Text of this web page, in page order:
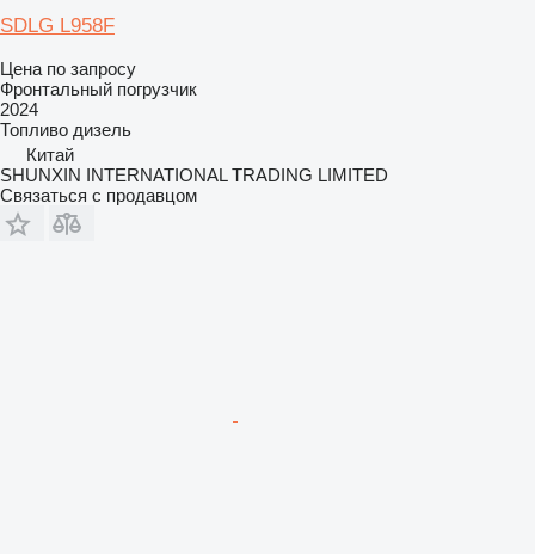
SDLG L958F
Цена по запросу
Фронтальный погрузчик
2024
Топливо дизель
Китай
SHUNXIN INTERNATIONAL TRADING LIMITED
Связаться с продавцом